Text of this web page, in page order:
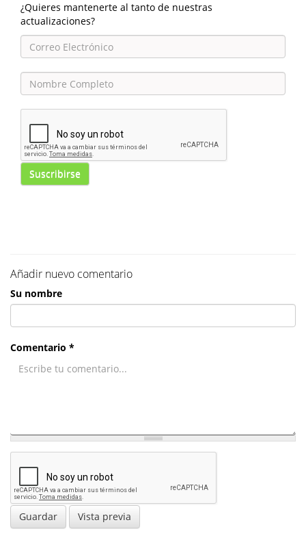
¿Quieres mantenerte al tanto de nuestras
actualizaciones?
Suscribirse
Añadir nuevo comentario
Su nombre
Comentario *
Guardar Vista previa